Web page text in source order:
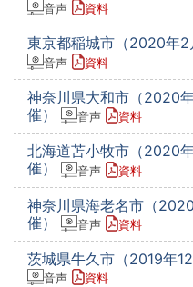
音声 資料
東京都稲城市（2020年2
音声 資料
神奈川県大和市（2020
催）
音声 資料
北海道苫小牧市（2020
催）
音声 資料
神奈川県海老名市（
催）
音声 資料
茨城県牛久市（2019年
音声 資料